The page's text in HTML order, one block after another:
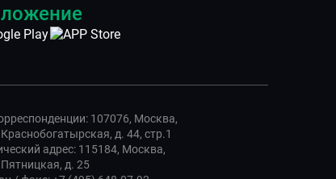
107076, Москва,
д. 44, стр.1
адрес: 115184, Москва,
д. 25